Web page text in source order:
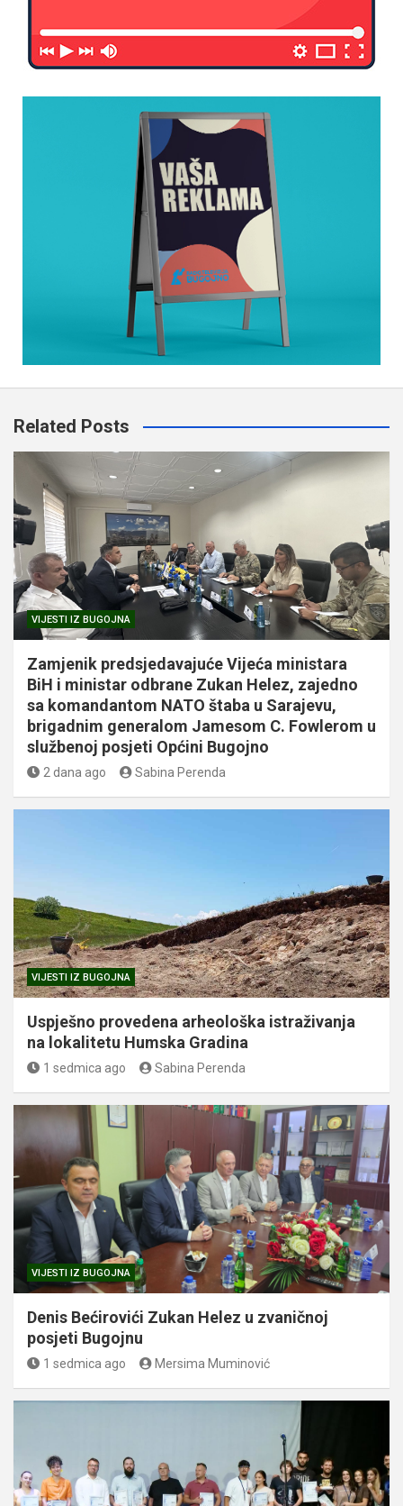
Related Posts
VIJESTI IZ BUGOJNA
Zamjenik predsjedavajuće Vijeća ministara
BiH i ministar odbrane Zukan Helez, zajedno
sa komandantom NATO štaba u Sarajevu,
brigadnim generalom Jamesom C. Fowlerom u
službenoj posjeti Općini Bugojno
2 dana ago Sabina Perenda
VIJESTI IZ BUGOJNA
Uspješno provedena arheološka istraživanja
na lokalitetu Humska Gradina
1 sedmica ago Sabina Perenda
VIJESTI IZ BUGOJNA
Denis Bećirovići Zukan Helez u zvaničnoj
posjeti Bugojnu
1 sedmica ago Mersima Muminović